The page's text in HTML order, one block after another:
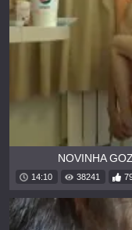
NOVINHA
14:10 38241